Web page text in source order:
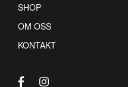
SHOP
OM OSS
KONTAKT